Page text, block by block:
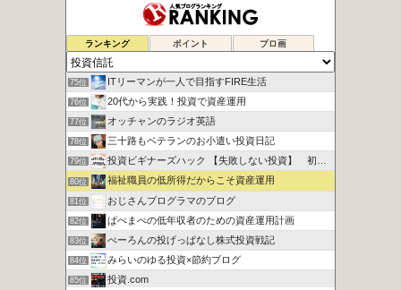
ランキング ポイント ブロ画
73位 シュウの２０代副業で１００万円への道
74位 地道にぽちぽちポイント長者
75位 ITリーマンが一人で目指すFIRE生活
76位 20代から実践！投資で資産運用
77位 オッチャンのラジオ英語
78位 三十路もベテランのお小遣い投資日記
79位 投資ビギナーズハック 【失敗しない投資】 初心者向け講座
80位 福祉職員の低所得だからこそ資産運用
81位 おじさんプログラマのブログ
82位 ぱぺまぺの低年収者のための資産運用計画
83位 ぺーろんの投げっぱなし株式投資戦記
84位 みらいのゆる投資×節約ブログ
85位 投資.com